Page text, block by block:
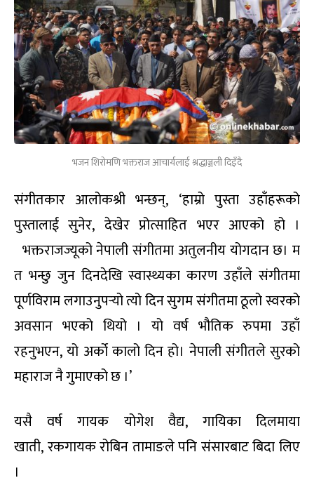
भजन शिरोमणि भक्तराज आचार्यलाई श्रद्धाञ्जली दिइँदै
संगीतकार आलोकश्री भन्छन्, ‘हाम्रो पुस्ता उहाँहरूको
पुस्तालाई सुनेर, देखेर प्रोत्साहित भएर आएको हो ।
भक्तराजज्यूको नेपाली संगीतमा अतुलनीय योगदान छ। म
त भन्छु जुन दिनदेखि स्वास्थ्यका कारण उहाँले संगीतमा
पूर्णविराम लगाउनुपर्‍यो त्यो दिन सुगम संगीतमा ठूलो स्वरको
अवसान भएको थियो । यो वर्ष भौतिक रुपमा उहाँ
रहनुभएन, यो अर्को कालो दिन हो। नेपाली संगीतले सुरको
महाराज नै गुमाएको छ ।’
यसै वर्ष गायक योगेश वैद्य, गायिका दिलमाया
खाती, रकगायक रोबिन तामाङले पनि संसारबाट बिदा लिए
।